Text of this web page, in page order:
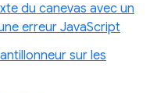
du canevas avec un
erreur JavaScript
sur les